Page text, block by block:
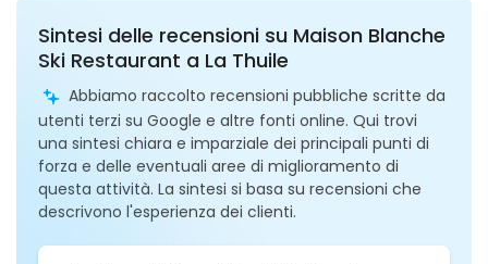
Sintesi delle recensioni su Maison Blanche
Ski Restaurant a La Thuile
Abbiamo raccolto recensioni pubbliche scritte da
utenti terzi su Google e altre fonti online. Qui trovi
una sintesi chiara e imparziale dei principali punti di
forza e delle eventuali aree di miglioramento di
questa attività. La sintesi si basa su recensioni che
descrivono l'esperienza dei clienti.